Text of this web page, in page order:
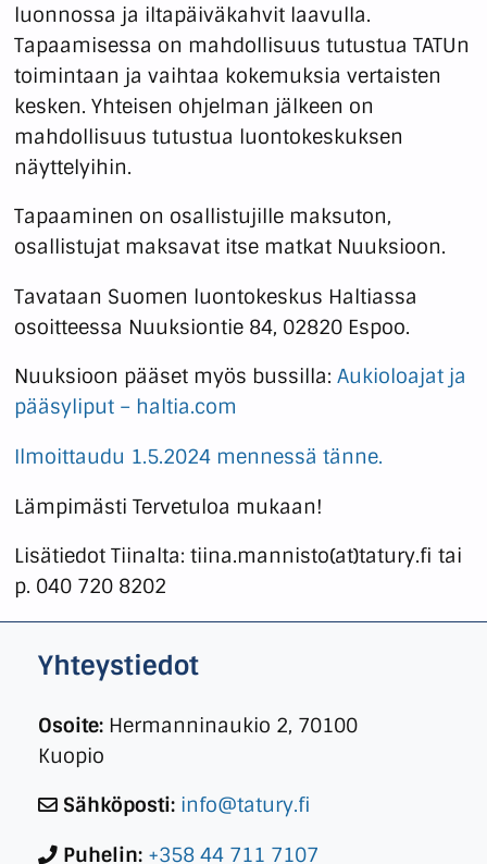
luonnossa ja iltapäiväkahvit laavulla.
Tapaamisessa on mahdollisuus tutustua TATUn
toimintaan ja vaihtaa kokemuksia vertaisten
kesken. Yhteisen ohjelman jälkeen on
mahdollisuus tutustua luontokeskuksen
näyttelyihin.
Tapaaminen on osallistujille maksuton,
osallistujat maksavat itse matkat Nuuksioon.
Tavataan Suomen luontokeskus Haltiassa
osoitteessa Nuuksiontie 84, 02820 Espoo.
Nuuksioon pääset myös bussilla:Aukioloajat ja
pääsyliput – haltia.com
Ilmoittaudu 1.5.2024 mennessä tänne.
Lämpimästi Tervetuloa mukaan!
Lisätiedot Tiinalta: tiina.mannisto(at)tatury.fi tai
p. 040 720 8202
Yhteystiedot
Osoite: Hermanninaukio 2, 70100
Kuopio
Sähköposti: info@tatury.fi
Puhelin: +358 44 711 7107